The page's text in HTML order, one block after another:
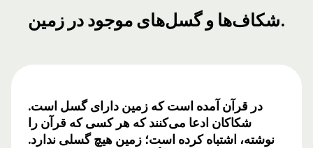
شکاف‌ها و گسل‌های موجود در زمین.
در قرآن آمده است که زمین دارای گسل است.
شکاکان ادعا می‌کنند که هر کسی که قرآن را
نوشته، اشتباه کرده است؛ زمین هیچ گسلی ندارد.